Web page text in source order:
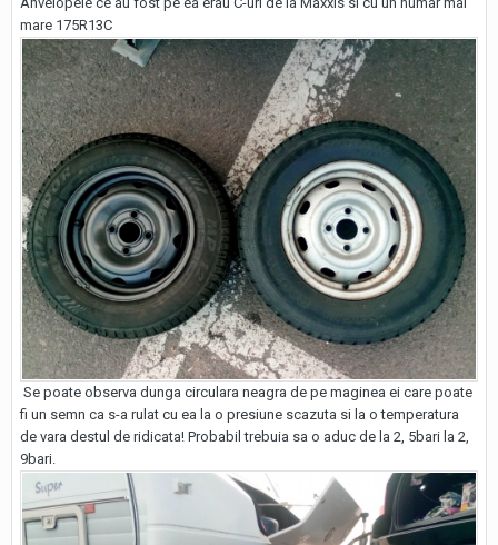
mare 175R13C
Se poate observa dunga circulara neagra de pe maginea ei care poate
fi un semn ca s-a rulat cu ea la o presiune scazuta si la o temperatura
de vara destul de ridicata! Probabil trebuia sa o aduc de la 2, 5bari la 2,
9bari.